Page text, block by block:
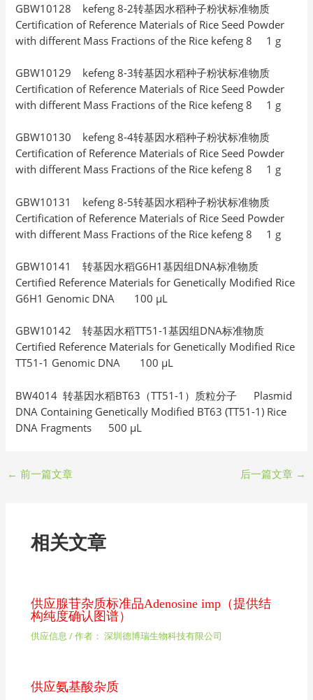
GBW10128 kefeng 8-2转基因水稻种子粉状标准物质
Certification of Reference Materials of Rice Seed Powder
with different Mass Fractions of the Rice kefeng 8 1 g
GBW10129 kefeng 8-3转基因水稻种子粉状标准物质
Certification of Reference Materials of Rice Seed Powder
with different Mass Fractions of the Rice kefeng 8 1 g
GBW10130 kefeng 8-4转基因水稻种子粉状标准物质
Certification of Reference Materials of Rice Seed Powder
with different Mass Fractions of the Rice kefeng 8 1 g
GBW10131 kefeng 8-5转基因水稻种子粉状标准物质
Certification of Reference Materials of Rice Seed Powder
with different Mass Fractions of the Rice kefeng 8 1 g
GBW10141 转基因水稻G6H1基因组DNA标准物质
Certified Reference Materials for Genetically Modified Rice
G6H1 Genomic DNA 100 μL
GBW10142 转基因水稻TT51-1基因组DNA标准物质
Certified Reference Materials for Genetically Modified Rice
TT51-1 Genomic DNA 100 μL
BW4014 转基因水稻BT63（TT51-1）质粒分子 Plasmid
DNA Containing Genetically Modified BT63 (TT51-1) Rice
DNA Fragments 500 μL
← 前一篇文章 后一篇文章 →
相关文章
供应腺苷杂质标准品Adenosine imp（提供结
构纯度确认图谱）
供应信息 / 作者： 深圳德博瑞生物科技有限公司
供应氨基酸杂质